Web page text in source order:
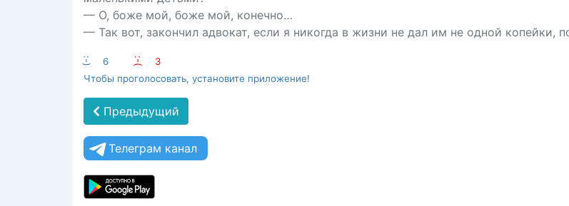
— О, боже мой, боже мой, конечно…
— Так вот, закончил адвокат, если я никогда в жизни не дал им не одной копейки,
:-) 6 :-(
3
Чтобы проголосовать, установите приложение!
Предыдущий
Телеграм канал